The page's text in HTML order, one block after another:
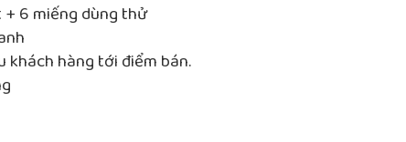
6 miếng dùng thử
khách hàng tới điểm bán.